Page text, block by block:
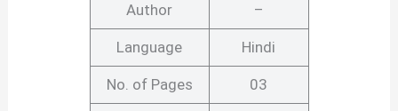
Author –
Language Hindi
No. of Pages 03